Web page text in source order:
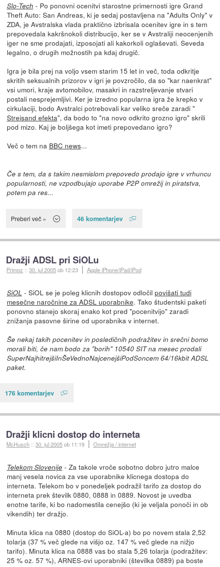
Slo-Tech - Po ponovni ocenitvi starostne primernosti igre Grand
Theft Auto: San Andreas, ki je sedaj postavljena na "Adults Only" v
ZDA, je Avstralska vlada praktično izbrisala ocenitev igre in s tem
prepovedala kakršnokoli distribucijo, ker se v Avstraliji neocenjenih
iger ne sme prodajati, izposojati ali kakorkoli oglaševati. Seveda
legalno, o drugih možnostih pa kdaj drugič.
Igra je bila prej na voljo vsem starim 15 let in več, toda odkritje
skritih seksualnih prizorov v igri je povzročilo, da so "kar naenkrat"
vsi umori, kraje avtomobilov, masakri in razstreljevanje stvari
postali nesprejemljivi. Ker je izredno popularna igra že krepko v
cirkulaciji, bodo Avstralci potrebovali kar veliko sreče zaradi "
Streisand efekta", da bodo to "na novo odkrito grozno igro" skrili
pod mizo. Kaj je boljšega kot imeti prepovedano igro?
Več o tem na BBC news...
Če s tem, da s takim nesmislom prepovedo prodajo igre v vrhuncu
popularnosti, ne vzpodbujajo uporabe P2P omrežij in piratstva,
potem pa res...
Preberi več » 46 komentarjev
Dražji ADSL pri SiOLu
Primoz ::30. jul 2005ob 12:23 Apple iPhone/iPad/iPod
SiOL - SiOL se je poleg klicnih dostopov odločil povišati tudi
mesečne naročnine za ADSL uporabnike. Tako študentski paketi
ponovno stanejo skoraj enako kot pred "pocenitvijo" zaradi
znižanja pasovne širine od uporabnika v internet.
Še nekaj takih pocenitev in posledičnih podražitev in srečni bomo
morali biti, če nam bodo za "borih" 10540 SIT na mesec prodali
SuperNajhitrejšiInŠeVednoNajcenejšiPodSoncem 64/16kbit ADSL
paket.
176 komentarjev
Dražji klicni dostop do interneta
McHusch ::30. jul 2005ob 11:19 Omrežja / internet
Telekom Slovenije- Za takole vroče sobotno dobro jutro malce
manj vesela novica za vse uporabnike klicnega dostopa do
interneta. Telekom bo v ponedeljek podražil tarifo za dostop do
interneta prek številk 0880, 0888 in 0889. Novost je uvedba
enotne tarife, ki bo nadomestila cenejšo (ki je veljala ponoči in ob
vikendih) ter dražjo.
Minuta klica na 0880 (dostop do SiOL-a) bo po novem stala 2,52
tolarja (37 % več glede na višjo oz. 147 % več glede na nižjo
tarifo). Minuta klica na 0888 vas bo stala 5,26 tolarja (podražitev:
25 % oz. 57 %), ARNES-ovi uporabniki (številka 0889) pa boste